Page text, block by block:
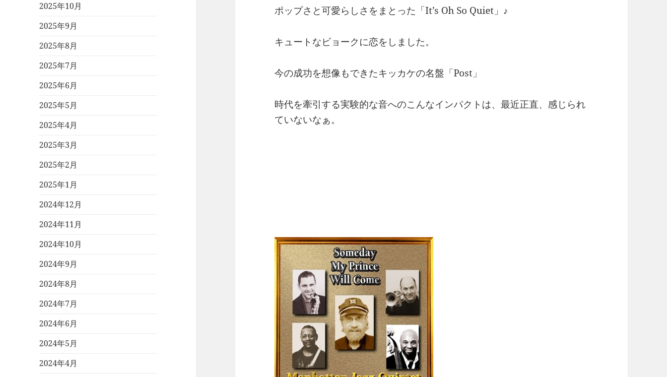
2025年10月
2025年9月
2025年8月
2025年7月
2025年6月
2025年5月
2025年4月
2025年3月
2025年2月
2025年1月
2024年12月
2024年11月
2024年10月
2024年9月
2024年8月
2024年7月
2024年6月
2024年5月
2024年4月
ポップさと可愛らしさをまとった「It’s Oh So Quiet」♪
キュートなビョークに恋をしました。
今の成功を想像もできたキッカケの名盤「Post」
時代を牽引する実験的な音へのこんなインパクトは、最近正直、感じられ
ていないなぁ。